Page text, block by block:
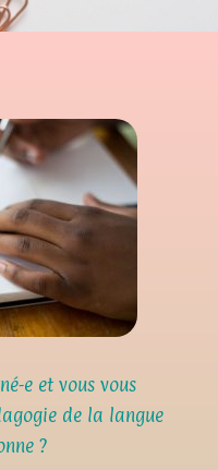
e et vous vous
de la langue
?